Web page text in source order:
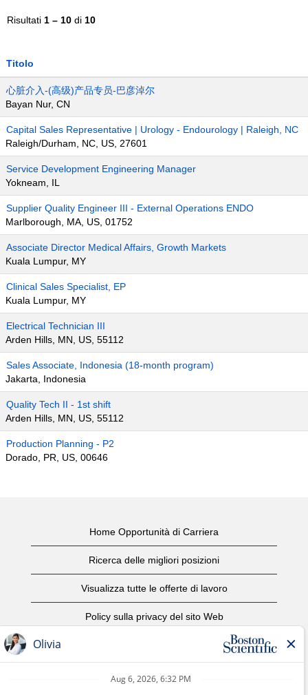
Risultati 1 – 10 di 10
Titolo
心脏介入-(高级)产品专员-巴彦淖尔
Bayan Nur, CN
Capital Sales Representative | Urology - Endourology | Raleigh, NC
Raleigh/Durham, NC, US, 27601
Service Development Engineering Manager
Yokneam, IL
Supplier Quality Engineer III - External Operations ENDO
Marlborough, MA, US, 01752
Associate Director Medical Affairs, Growth Markets
Kuala Lumpur, MY
Clinical Sales Specialist, EP
Kuala Lumpur, MY
Electrical Technician III
Arden Hills, MN, US, 55112
Sales Associate, Indonesia (18-month program)
Jakarta, Indonesia
Quality Tech II - 1st shift
Arden Hills, MN, US, 55112
Production Planning - P2
Dorado, PR, US, 00646
Home Opportunità di Carriera
Ricerca delle migliori posizioni
Visualizza tutte le offerte di lavoro
Policy sulla privacy del sito Web